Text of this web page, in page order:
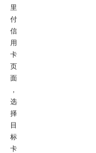
里
付
信
用
卡
页
面
，
选
择
目
标
卡